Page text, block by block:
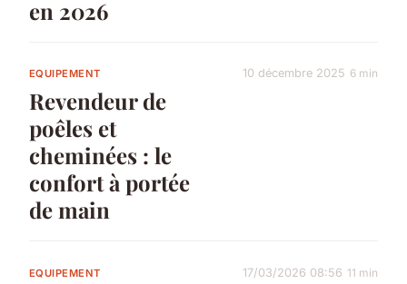
en 2026
EQUIPEMENT
Revendeur de
poêles et
cheminées : le
confort à portée
de main
10 décembre 2025 6 min
EQUIPEMENT 17/03/2026 08:56 11 min